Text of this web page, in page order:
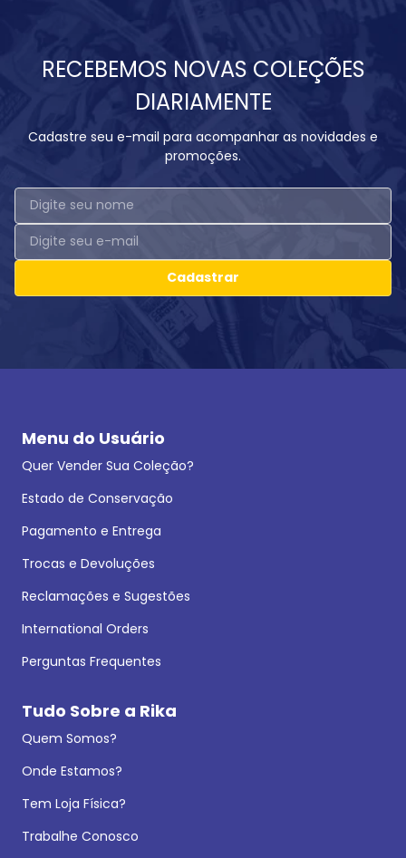
RECEBEMOS NOVAS COLEÇÕES
DIARIAMENTE
Cadastre seu e-mail para acompanhar as novidades e
promoções.
Cadastrar
Menu do Usuário
Quer Vender Sua Coleção?
Estado de Conservação
Pagamento e Entrega
Trocas e Devoluções
Reclamações e Sugestões
International Orders
Perguntas Frequentes
Tudo Sobre a Rika
Quem Somos?
Onde Estamos?
Tem Loja Física?
Trabalhe Conosco